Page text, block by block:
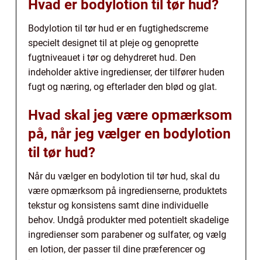
Hvad er bodylotion til tør hud?
Bodylotion til tør hud er en fugtighedscreme
specielt designet til at pleje og genoprette
fugtniveauet i tør og dehydreret hud. Den
indeholder aktive ingredienser, der tilfører huden
fugt og næring, og efterlader den blød og glat.
Hvad skal jeg være opmærksom
på, når jeg vælger en bodylotion
til tør hud?
Når du vælger en bodylotion til tør hud, skal du
være opmærksom på ingredienserne, produktets
tekstur og konsistens samt dine individuelle
behov. Undgå produkter med potentielt skadelige
ingredienser som parabener og sulfater, og vælg
en lotion, der passer til dine præferencer og